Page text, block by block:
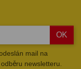
OK
mail na
newsletteru.